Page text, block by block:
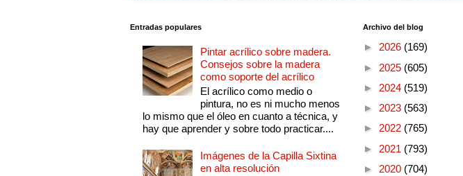
Entradas populares
Pintar acrílico sobre madera.
Consejos sobre la madera
como soporte del acrílico
El acrílico como medio o
pintura, no es ni mucho menos
lo mismo que el óleo en cuanto a técnica, y
hay que aprender y sobre todo practicar....
Imágenes de la Capilla Sixtina
en alta resolución
Archivo del blog
► 2026 (169)
► 2025 (605)
► 2024 (519)
► 2023 (563)
► 2022 (765)
► 2021 (793)
► 2020 (704)